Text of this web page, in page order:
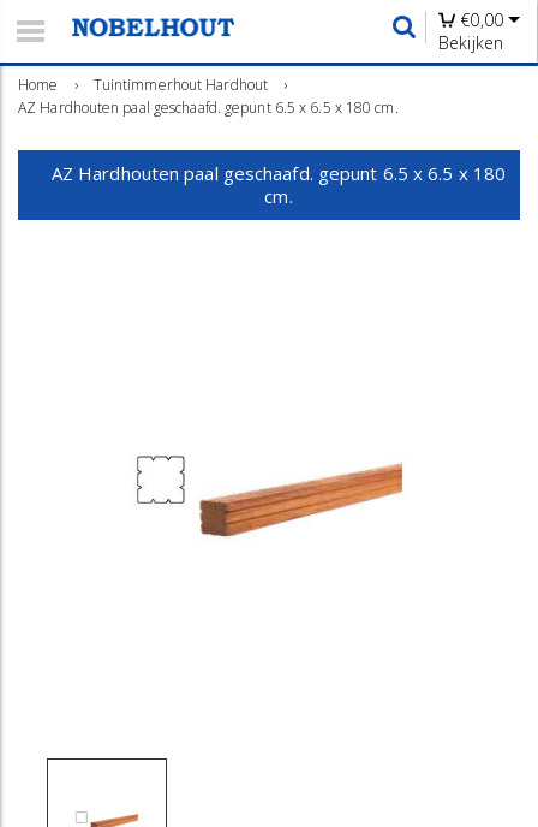
€0,00
Bekijken
Home › Tuintimmerhout Hardhout
›
AZ Hardhouten paal geschaafd. gepunt 6.5 x 6.5 x 180 cm.
AZ Hardhouten paal geschaafd. gepunt 6.5 x 6.5 x 180
cm.